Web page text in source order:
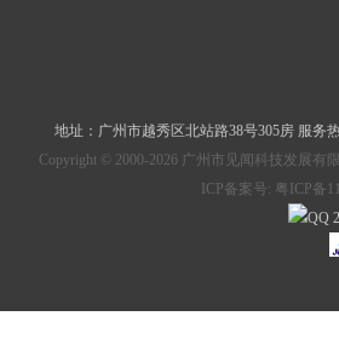
地址： 广州市越秀区北站路38号305房 服务
Copyright © 2000-2026 广州市见闻科技发展
ICP备案号: 粤ICP备